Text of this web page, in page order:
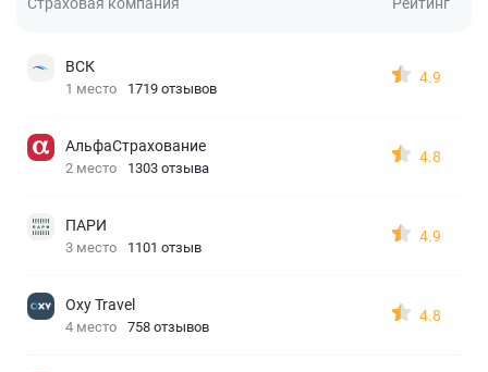
ВСК
1 место 1719 отзывов
4.9
АльфаСтрахование
2 место 1303 отзыва
4.8
ПАРИ
3 место 1101 отзыв
4.9
Oxy Travel
4 место 758 отзывов
4.8